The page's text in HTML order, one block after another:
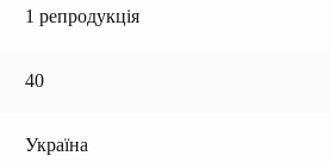
1 репродукція
40
Україна